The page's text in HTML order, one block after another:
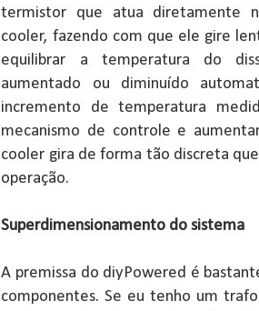
termistor que atua diretamente
cooler, fazendo com que ele gire
equilibrar a temperatura do
aumentado ou diminuído
incremento de temperatura
mecanismo de controle e
cooler gira de forma tão discreta
operação.
Superdimensionamento do sistema
A premissa do diyPowered é
componentes. Se eu tenho um